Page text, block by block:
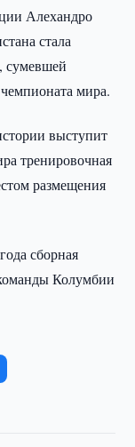
Алехандро
стала
сумевшей
мира.
выступит
тренировочная
размещения
сборная
Колумбии